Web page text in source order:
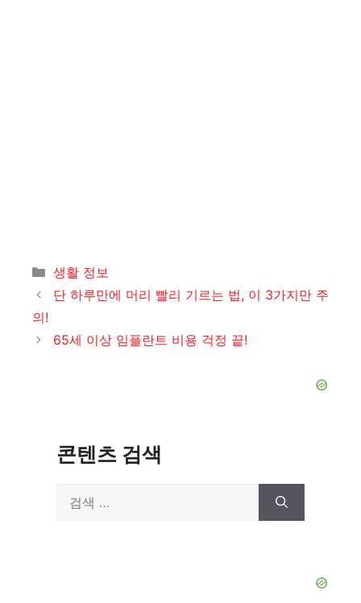
카
테
생활 정보
단 하루만에 머리 빨리 기르는 법, 이 3가지만 주
의!
65세 이상 임플란트 비용 걱정 끝!
콘텐츠 검색